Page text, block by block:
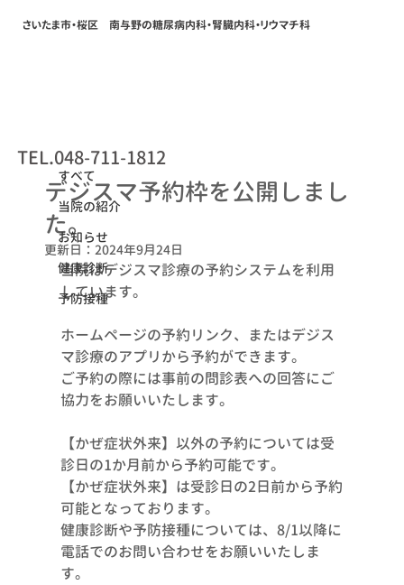
さいたま市・桜区 南与野の糖尿病内科・腎臓内科・リウマチ科
TEL.048-711-1812
すべて
当院の紹介
お知らせ
健康診断
予防接種
デジスマ予約枠を公開しまし
た。
2024年7月22日
更新日： 2024年9月24日
当院はデジスマ診療の予約システムを利用
しています。
ホームページの予約リンク、またはデジス
マ診療のアプリから予約ができます。
ご予約の際には事前の問診表への回答にご
協力をお願いいたします。
【かぜ症状外来】以外の予約については受
診日の1か月前から予約可能です。
【かぜ症状外来】は受診日の2日前から予約
可能となっております。
健康診断や予防接種については、8/1以降に
電話でのお問い合わせをお願いいたしま
す。